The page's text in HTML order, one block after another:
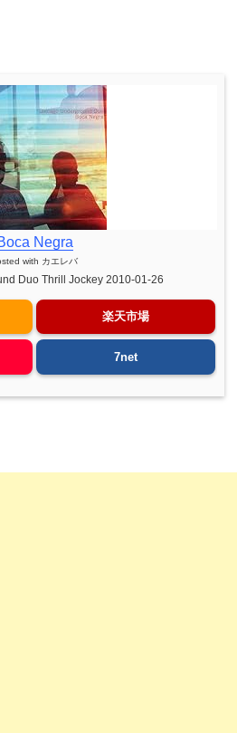
Negra
with カエレバ
Duo Thrill Jockey 2010-01-26
楽天市場
7net